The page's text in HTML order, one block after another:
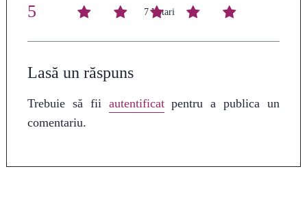
Average rating
5 / 5. Vote count:
7
Lasă un răspuns
Trebuie să fii autentificatpentru a publica un
comentariu.